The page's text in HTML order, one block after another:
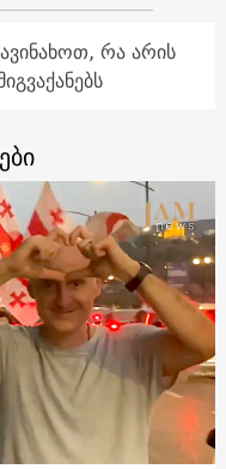
რა არის